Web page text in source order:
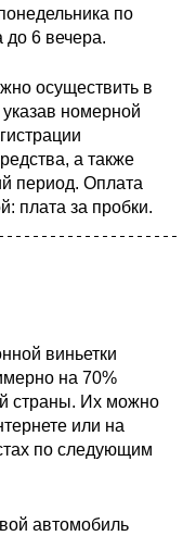
по
до 6 вечера.
осуществить в
номерной
а также
период. Оплата
плата за пробки.
виньетки
на 70%
страны. Их можно
или на
по следующим
автомобиль